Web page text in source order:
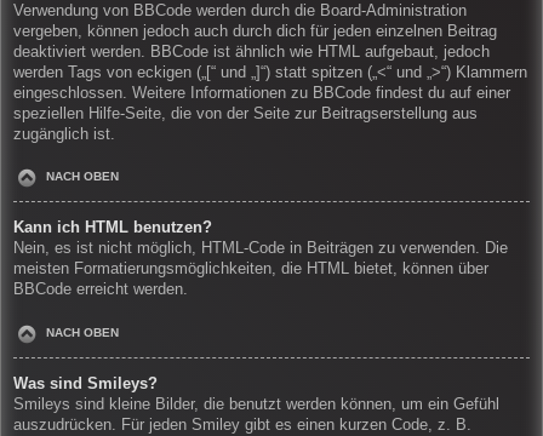
Verwendung von BBCode werden durch die Board-Administration
vergeben, können jedoch auch durch dich für jeden einzelnen Beitrag
deaktiviert werden. BBCode ist ähnlich wie HTML aufgebaut, jedoch
werden Tags von eckigen („[“ und „]“) statt spitzen („<“ und „>“) Klammern
eingeschlossen. Weitere Informationen zu BBCode findest du auf einer
speziellen Hilfe-Seite, die von der Seite zur Beitragserstellung aus
zugänglich ist.
NACH OBEN
Kann ich HTML benutzen?
Nein, es ist nicht möglich, HTML-Code in Beiträgen zu verwenden. Die
meisten Formatierungsmöglichkeiten, die HTML bietet, können über
BBCode erreicht werden.
NACH OBEN
Was sind Smileys?
Smileys sind kleine Bilder, die benutzt werden können, um ein Gefühl
auszudrücken. Für jeden Smiley gibt es einen kurzen Code, z. B.